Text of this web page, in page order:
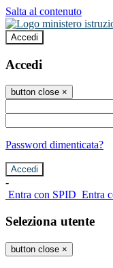
Salta al contenuto
Accedi
Accedi
button close ×
Password dimenticata?
-
Entra con SPID Entra
Seleziona utente
button close ×